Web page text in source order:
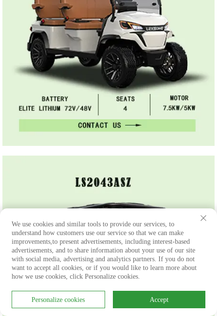
We use cookies and similar tools to provide our services, to
understand how customers use our service so that we can make
improvements,to present advertisements, including interest-based
advertisements, and to share information about your use of our site
with social media, advertising and analytics partners. If you do not
want to accept all cookies, or if you would like to learn more about
how we use cookies, click Personalize cookies.
Personalize cookies Accept